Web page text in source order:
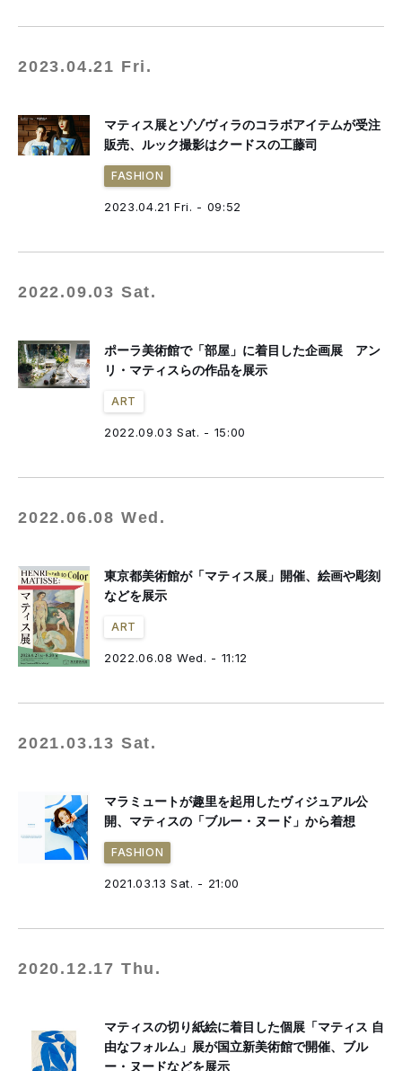
2023.04.21 Fri.
マティス展とゾゾヴィラのコラボアイテムが受注
販売、ルック撮影はクードスの工藤司
FASHION
2023.04.21 Fri. - 09:52
2022.09.03 Sat.
ポーラ美術館で「部屋」に着目した企画展 アン
リ・マティスらの作品を展示
ART
2022.09.03 Sat. - 15:00
2022.06.08 Wed.
東京都美術館が「マティス展」開催、絵画や彫刻
などを展示
ART
2022.06.08 Wed. - 11:12
2021.03.13 Sat.
マラミュートが趣里を起用したヴィジュアル公
開、マティスの「ブルー・ヌード」から着想
FASHION
2021.03.13 Sat. - 21:00
2020.12.17 Thu.
マティスの切り紙絵に着目した個展「マティス 自
由なフォルム」展が国立新美術館で開催、ブル
ー・ヌードなどを展示